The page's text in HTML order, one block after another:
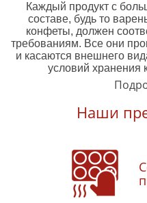
Каждый продукт с
составе, будь то
конфеты, должен
требованиям. Все они
и касаются внешнего
условий хранения
Наши